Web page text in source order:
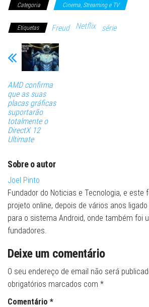
Categoria Cinema, Streaming e TV
Etiquetas Freud Netflix série
AMD confirma
que as suas
placas gráficas
suportarão
totalmente o
DirectX 12
Ultimate
Sobre o autor
Joel Pinto
Fundador do Noticias e Tecnologia, e este
projeto online, depois de vários anos
para o sistema Android, onde também foi
fundadores.
Deixe um comentário
O seu endereço de email não será
obrigatórios marcados com *
Comentário *